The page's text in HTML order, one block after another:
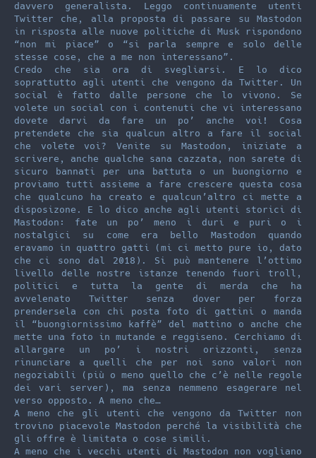
davvero generalista. Leggo continuamente utenti
Twitter che, alla proposta di passare su Mastodon
in risposta alle nuove politiche di Musk rispondono
“non mi piace” o “si parla sempre e solo delle
stesse cose, che a me non interessano”.
Credo che sia ora di svegliarsi. E lo dico
soprattutto agli utenti che vengono da Twitter. Un
social è fatto dalle persone che lo vivono. Se
volete un social con i contenuti che vi interessano
dovete darvi da fare un po’ anche voi! Cosa
pretendete che sia qualcun altro a fare il social
che volete voi? Venite su Mastodon, iniziate a
scrivere, anche qualche sana cazzata, non sarete di
sicuro bannati per una battuta o un buongiorno e
proviamo tutti assieme a fare crescere questa cosa
che qualcuno ha creato e qualcun’altro ci mette a
disposizone. E lo dico anche agli utenti storici di
Mastodon: fate un po’ meno i duri e puri o i
nostalgici su come era bello Mastodon quando
eravamo in quattro gatti (mi ci metto pure io, dato
che ci sono dal 2018). Si può mantenere l’ottimo
livello delle nostre istanze tenendo fuori troll,
politici e tutta la gente di merda che ha
avvelenato Twitter senza dover per forza
prendersela con chi posta foto di gattini o manda
il “buongiornissimo kaffè” del mattino o anche che
mette una foto in mutande e reggiseno. Cerchiamo di
allargare un po’ i nostri orizzonti, senza
rinunciare a quelli che per noi sono valori non
negoziabili (più o meno quello che c’è nelle regole
dei vari server), ma senza nemmeno esagerare nel
verso opposto. A meno che…
A meno che gli utenti che vengono da Twitter non
trovino piacevole Mastodon perché la visibilità che
gli offre è limitata o cose simili.
A meno che i vecchi utenti di Mastodon non vogliano